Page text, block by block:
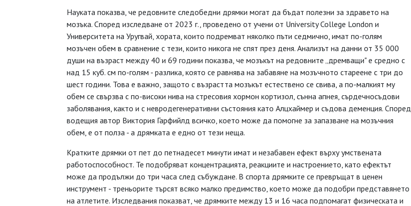
Науката показва, че редовните следобедни дрямки могат да бъдат полезни за здравето на
мозъка. Според изследване от 2023 г., проведено от учени от University College London и
Университета на Уругвай, хората, които подремват няколко пъти седмично, имат по-голям
мозъчен обем в сравнение с тези, които никога не спят през деня. Анализът на данни от 35 000
души на възраст между 40 и 69 години показва, че мозъкът на редовните „дремващи" е средно с
над 15 куб. см по-голям - разлика, която се равнява на забавяне на мозъчното стареене с три до
шест години. Това е важно, защото с възрастта мозъкът естествено се свива, а по-малкият му
обем се свързва с по-високи нива на стресовия хормон кортизол, сънна апнея, сърдечносъдови
заболявания, както и с невродегенеративни състояния като Алцхаймер и съдова деменция. Според
водещия автор Виктория Гарфийлд всичко, което може да помогне за запазване на мозъчния
обем, е от полза - а дрямката е едно от тези неща.
Кратките дрямки от пет до петнадесет минути имат и незабавен ефект върху умствената
работоспособност. Те подобряват концентрацията, реакциите и настроението, като ефектът
може да продължи до три часа след събуждане. В спорта дрямките се превръщат в ценен
инструмент - треньорите търсят всяко малко предимство, което може да подобри представянето
на атлетите. Изследвания показват, че дрямките между 13 и 16 часа подпомагат физическата и